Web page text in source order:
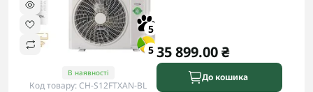
5
5
В наявності
Код товару: CH-S12FTXAN-BL
35 899.00 ₴
До кошика